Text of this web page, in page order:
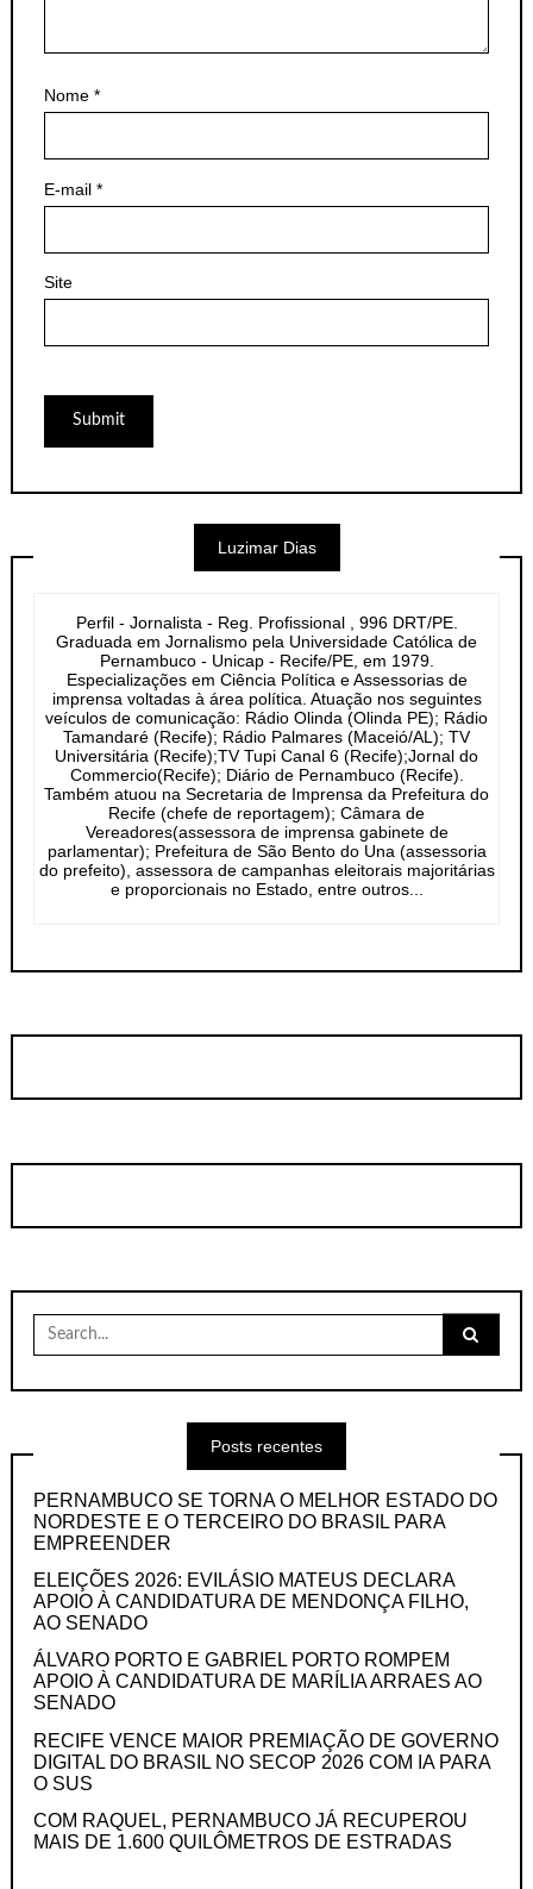
Nome *
E-mail *
Site
Luzimar Dias
Perfil - Jornalista - Reg. Profissional , 996 DRT/PE.
Graduada em Jornalismo pela Universidade Católica de
Pernambuco - Unicap - Recife/PE, em 1979.
Especializações em Ciência Política e Assessorias de
imprensa voltadas à área política. Atuação nos seguintes
veículos de comunicação: Rádio Olinda (Olinda PE); Rádio
Tamandaré (Recife); Rádio Palmares (Maceió/AL); TV
Universitária (Recife);TV Tupi Canal 6 (Recife);Jornal do
Commercio(Recife); Diário de Pernambuco (Recife).
Também atuou na Secretaria de Imprensa da Prefeitura do
Recife (chefe de reportagem); Câmara de
Vereadores(assessora de imprensa gabinete de
parlamentar); Prefeitura de São Bento do Una (assessoria
do prefeito), assessora de campanhas eleitorais majoritárias
e proporcionais no Estado, entre outros...
Search
for:
Posts recentes
PERNAMBUCO SE TORNA O MELHOR ESTADO DO
NORDESTE E O TERCEIRO DO BRASIL PARA
EMPREENDER
ELEIÇÕES 2026: EVILÁSIO MATEUS DECLARA
APOIO À CANDIDATURA DE MENDONÇA FILHO,
AO SENADO
ÁLVARO PORTO E GABRIEL PORTO ROMPEM
APOIO À CANDIDATURA DE MARÍLIA ARRAES AO
SENADO
RECIFE VENCE MAIOR PREMIAÇÃO DE GOVERNO
DIGITAL DO BRASIL NO SECOP 2026 COM IA PARA
O SUS
COM RAQUEL, PERNAMBUCO JÁ RECUPEROU
MAIS DE 1.600 QUILÔMETROS DE ESTRADAS